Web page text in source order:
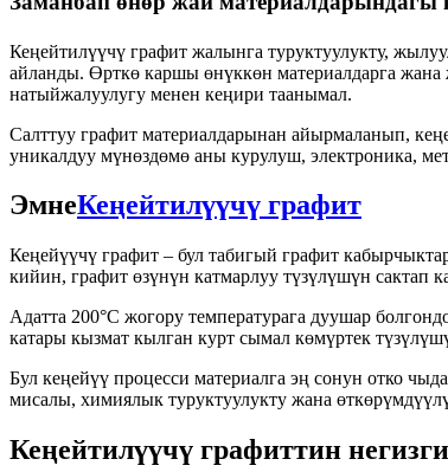
Кеңейтилүүчү графит жалынга туруктуулукту,
айланды. Өрткө каршы өнүккөн материалдарга
натыйжалуулугу менен кеңири таанымал.
Салттуу графит материалдарынан айырмаланып,
уникалдуу мүнөздөмө аны курулуш, электроника,
ЭмнеКеңейтилүүчү графит
Кеңейүүчү графит – бул табигый графит
кийин, графит өзүнүн катмарлуу түзүлүшүн сактап
Адатта 200°C жогору температурага дуушар
катары кызмат кылган курт сымал көмүртек
Бул кеңейүү процесси материалга эң сонун отко
мисалы, химиялык туруктуулукту жана
Кеңейтилүүчү графиттин